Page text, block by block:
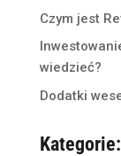
Czym jest
wiedzieć?
Dodatki
Kategorie: